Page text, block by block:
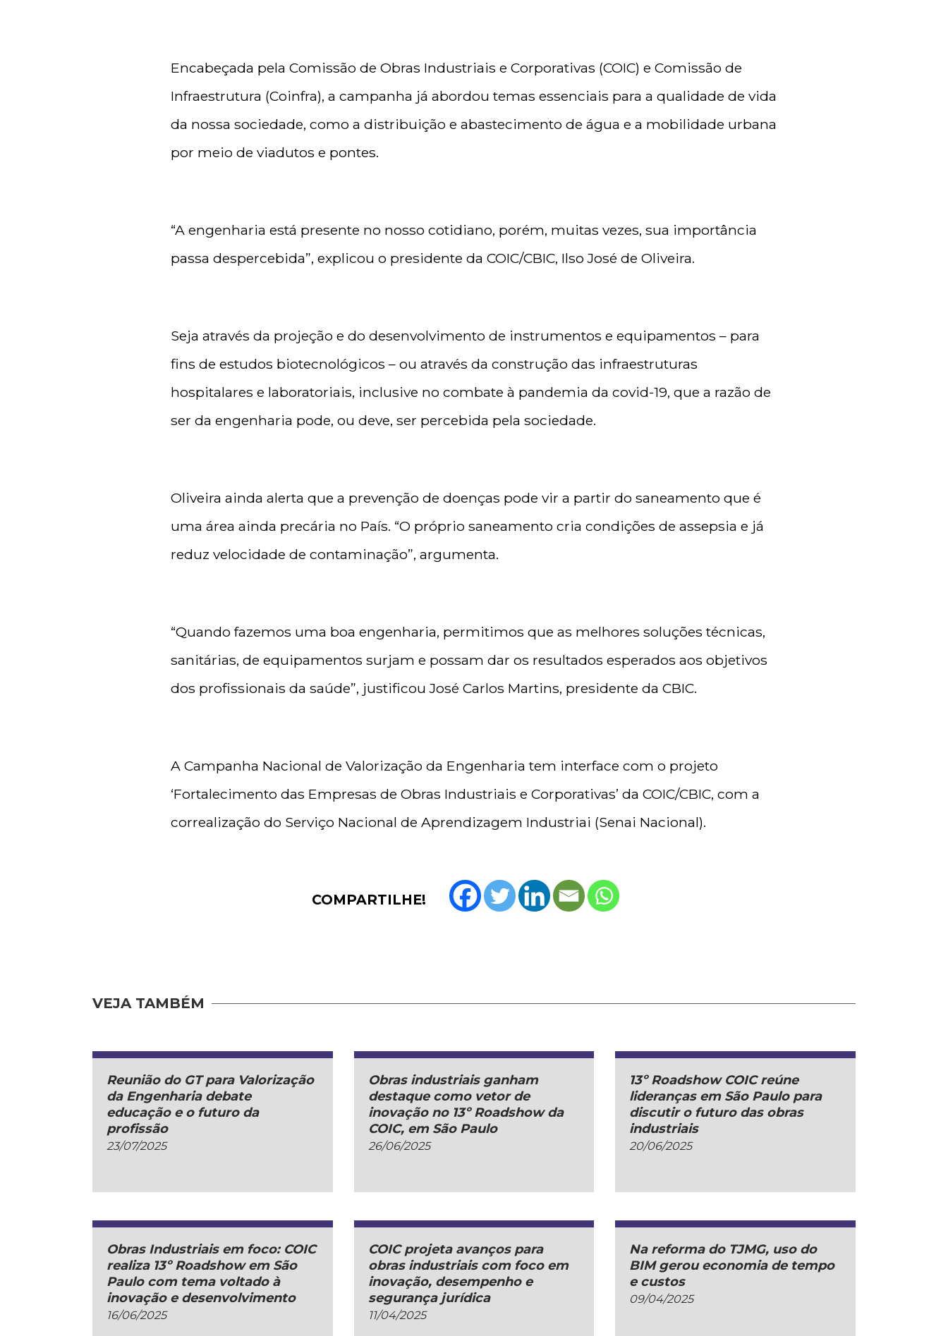
Encabeçada pela Comissão de Obras Industriais e Corporativas (COIC) e Comissão de
Infraestrutura (Coinfra), a campanha já abordou temas essenciais para a qualidade de vida
da nossa sociedade, como a distribuição e abastecimento de água e a mobilidade urbana
por meio de viadutos e pontes.
“A engenharia está presente no nosso cotidiano, porém, muitas vezes, sua importância
passa despercebida”, explicou o presidente da COIC/CBIC, Ilso José de Oliveira.
Seja através da projeção e do desenvolvimento de instrumentos e equipamentos – para
fins de estudos biotecnológicos – ou através da construção das infraestruturas
hospitalares e laboratoriais, inclusive no combate à pandemia da covid-19, que a razão de
ser da engenharia pode, ou deve, ser percebida pela sociedade.
Oliveira ainda alerta que a prevenção de doenças pode vir a partir do saneamento que é
uma área ainda precária no País. “O próprio saneamento cria condições de assepsia e já
reduz velocidade de contaminação”, argumenta.
“Quando fazemos uma boa engenharia, permitimos que as melhores soluções técnicas,
sanitárias, de equipamentos surjam e possam dar os resultados esperados aos objetivos
dos profissionais da saúde”, justificou José Carlos Martins, presidente da CBIC.
A Campanha Nacional de Valorização da Engenharia tem interface com o projeto
‘Fortalecimento das Empresas de Obras Industriais e Corporativas’ da COIC/CBIC, com a
correalização do Serviço Nacional de Aprendizagem Industriai (Senai Nacional).
COMPARTILHE!
VEJA TAMBÉM
Reunião do GT para Valorização
da Engenharia debate
educação e o futuro da
profissão
23/07/2025
Obras industriais ganham
destaque como vetor de
inovação no 13º Roadshow da
COIC, em São Paulo
26/06/2025
13º Roadshow COIC reúne
lideranças em São Paulo para
discutir o futuro das obras
industriais
20/06/2025
Obras Industriais em foco: COIC
realiza 13º Roadshow em São
Paulo com tema voltado à
inovação e desenvolvimento
16/06/2025
COIC projeta avanços para
obras industriais com foco em
inovação, desempenho e
segurança jurídica
11/04/2025
Na reforma do TJMG, uso do
BIM gerou economia de tempo
e custos
09/04/2025